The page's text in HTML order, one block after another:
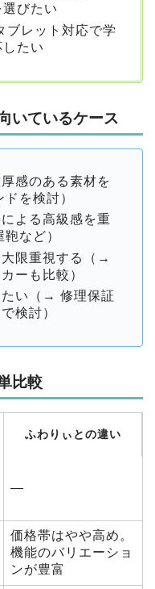
びたい
ブレット対応で学
たい
いているケース
感のある素材を
を検討）
よる高級感を重
など）
限重視する（→
ーも比較）
たい（→ 修理保証
検討）
比較
ふわりぃとの違い
—
価格帯はやや高め。
機能のバリエーショ
ンが豊富